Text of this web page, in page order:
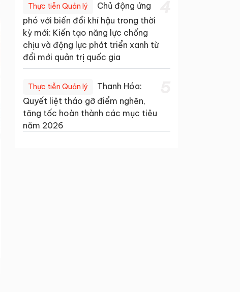
Thực tiễn Quản lý
Chủ động ứng
phó với biến đổi khí hậu trong thời
kỳ mới: Kiến tạo năng lực chống
chịu và động lực phát triển xanh từ
đổi mới quản trị quốc gia
Thực tiễn Quản lý
Thanh Hóa:
Quyết liệt tháo gỡ điểm nghẽn,
tăng tốc hoàn thành các mục tiêu
năm 2026